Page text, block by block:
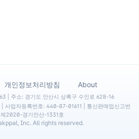
개인정보처리방침 About
| 주소: 경기도 안산시 상록구 수인로 628-16
사업자등록번호: 440-87-01611 | 통신판매업신고번
제2020-경기안산-1331호
Inc. All rights reserved.